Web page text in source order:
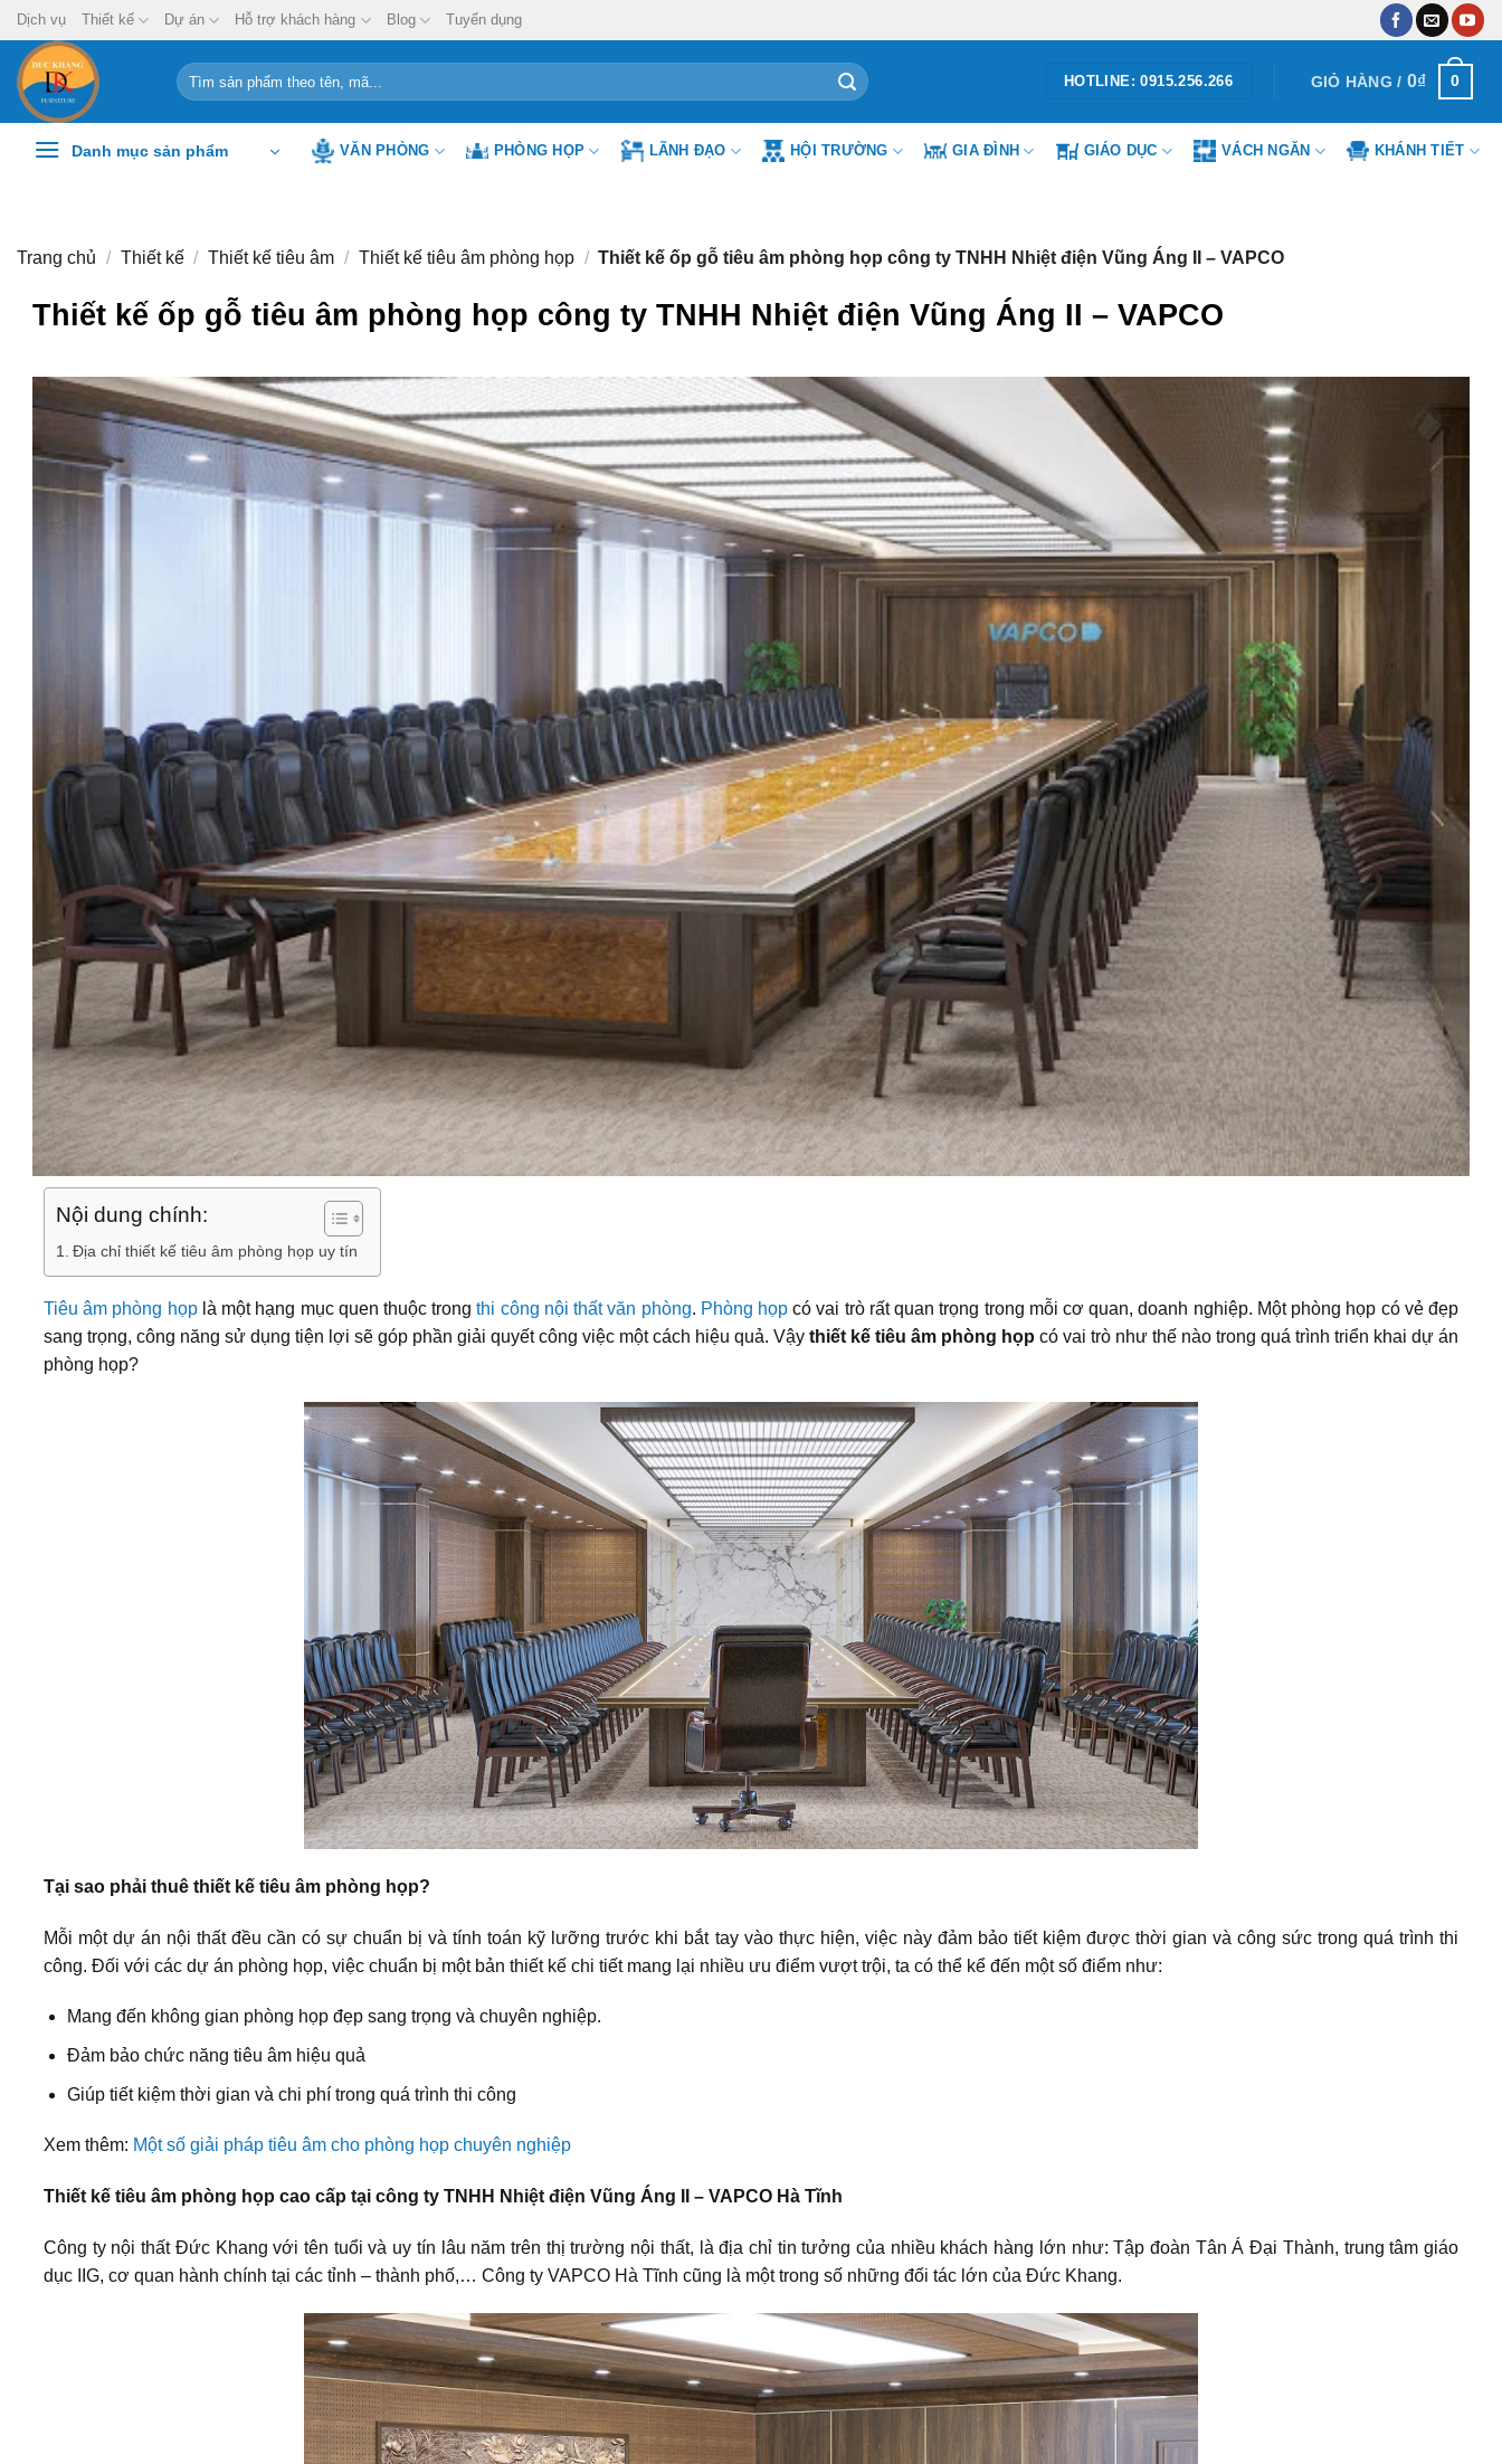
Chuyển
đến
nội
dung
Dịch vụ Thiết kế Dự án Hỗ trợ khách hàng Blog Tuyển dụng
Tìm
kiếm:
HOTLINE: 0915.256.266 GIỎ HÀNG / 0₫ 0
Danh mục sản phẩm VĂN PHÒNG PHÒNG HỌP LÃNH ĐẠO HỘI TRƯỜNG GIA ĐÌNH GIÁO DỤC VÁCH NGĂN KHÁNH TIẾT
Trang chủ / Thiết kế / Thiết kế tiêu âm / Thiết kế tiêu âm phòng họp / Thiết kế ốp gỗ tiêu âm phòng họp công ty TNHH Nhiệt điện Vũng Áng II – VAPCO
Thiết kế ốp gỗ tiêu âm phòng họp công ty TNHH Nhiệt điện Vũng Áng II – VAPCO
Nội dung chính:
Địa chỉ thiết kế tiêu âm phòng họp uy tín
Tiêu âm phòng họplà một hạng mục quen thuộc trongthi công nội thất văn phòng. Phòng họp có vai trò rất quan trọng trong mỗi cơ quan, doanh nghiệp. Một phòng họp có vẻ đẹp
sang trọng, công năng sử dụng tiện lợi sẽ góp phần giải quyết công việc một cách hiệu quả. Vậy thiết kế tiêu âm phòng họp có vai trò như thế nào trong quá trình triển khai dự án
phòng họp?
Tại sao phải thuê thiết kế tiêu âm phòng họp?
Mỗi một dự án nội thất đều cần có sự chuẩn bị và tính toán kỹ lưỡng trước khi bắt tay vào thực hiện, việc này đảm bảo tiết kiệm được thời gian và công sức trong quá trình thi
công. Đối với các dự án phòng họp, việc chuẩn bị một bản thiết kế chi tiết mang lại nhiều ưu điểm vượt trội, ta có thể kể đến một số điểm như:
Mang đến không gian phòng họp đẹp sang trọng và chuyên nghiệp.
Đảm bảo chức năng tiêu âm hiệu quả
Giúp tiết kiệm thời gian và chi phí trong quá trình thi công
Xem thêm: Một số giải pháp tiêu âm cho phòng họp chuyên nghiệp
Thiết kế tiêu âm phòng họp cao cấp tại công ty TNHH Nhiệt điện Vũng Áng II – VAPCO Hà Tĩnh
Công ty nội thất Đức Khang với tên tuổi và uy tín lâu năm trên thị trường nội thất, là địa chỉ tin tưởng của nhiều khách hàng lớn như: Tập đoàn Tân Á Đại Thành, trung tâm giáo
dục IIG, cơ quan hành chính tại các tỉnh – thành phố,… Công ty VAPCO Hà Tĩnh cũng là một trong số những đối tác lớn của Đức Khang.